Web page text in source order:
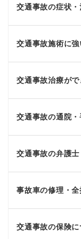
交通事故の症状
交通事故施術に
交通事故治療が
交通事故の通院・
交通事故の弁護士
事故車の修理・
交通事故の保険